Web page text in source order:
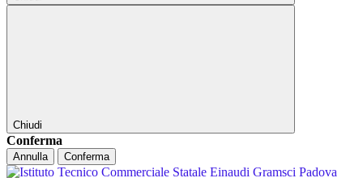
Chiudi
Conferma
Annulla Conferma